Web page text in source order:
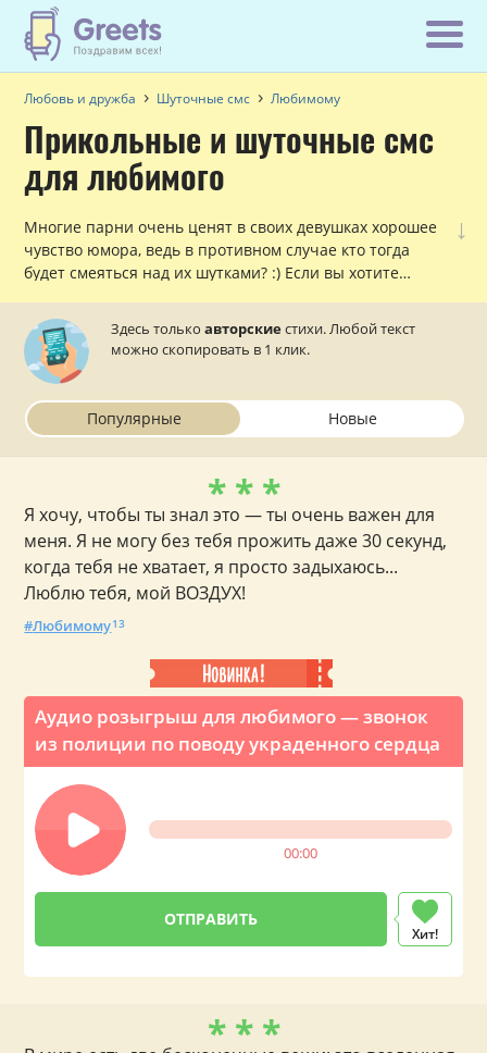
Любовь и дружба Шуточные смс Любимому
Прикольные и шуточные смс
для любимого
↓
Многие парни очень ценят в своих девушках хорошее
чувство юмора, ведь в противном случае кто тогда
будет смеяться над их шутками? :) Если вы хотите
то данный раздел вам в этом поможет!
Здесь толькоавторские стихи. Любой текст
можно скопировать в 1 клик.
Популярные Новые
Аудио розыгрыш для любимого — звонок
из полиции по поводу украденного сердца
00:00
Хит!
* * *
Я хочу, чтобы ты знал это — ты очень важен для
меня. Я не могу без тебя прожить даже 30 секунд,
когда тебя не хватает, я просто задыхаюсь...
Люблю тебя, мой ВОЗДУХ!
Любимому13
* * *